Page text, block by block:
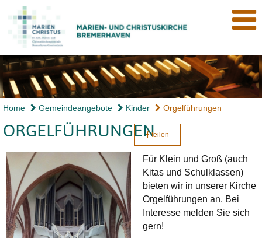
Home Gemeindeangebote Kinder Orgelführungen
ORGELFÜHRUNGENteilen
Für Klein und Groß (auch
Kitas und Schulklassen)
bieten wir in unserer Kirche
Orgelführungen an. Bei
Interesse melden Sie sich
gern!